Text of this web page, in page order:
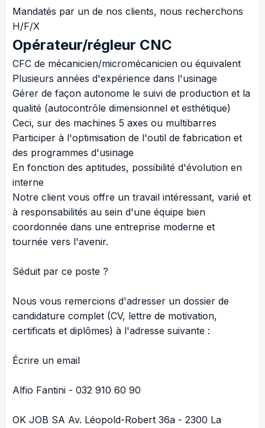
Mandatés par un de nos clients, nous recherchons
H/F/X
Opérateur/régleur CNC
CFC de mécanicien/micromécanicien ou équivalent
Plusieurs années d'expérience dans l'usinage
Gérer de façon autonome le suivi de production et la
qualité (autocontrôle dimensionnel et esthétique)
Ceci, sur des machines 5 axes ou multibarres
Participer à l'optimisation de l'outil de fabrication et
des programmes d'usinage
En fonction des aptitudes, possibilité d'évolution en
interne
Notre client vous offre un travail intéressant, varié et
à responsabilités au sein d'une équipe bien
coordonnée dans une entreprise moderne et
tournée vers l'avenir.
Séduit par ce poste ?
Nous vous remercions d'adresser un dossier de
candidature complet (CV, lettre de motivation,
certificats et diplômes) à l'adresse suivante :
Écrire un email
Alfio Fantini - 032 910 60 90
OK JOB SA Av. Léopold-Robert 36a - 2300 La